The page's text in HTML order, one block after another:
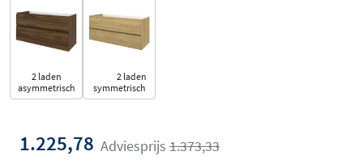
2 laden
asymmetrisch
2 laden
symmetrisch
1.225,78 Adviesprijs 1.373,33